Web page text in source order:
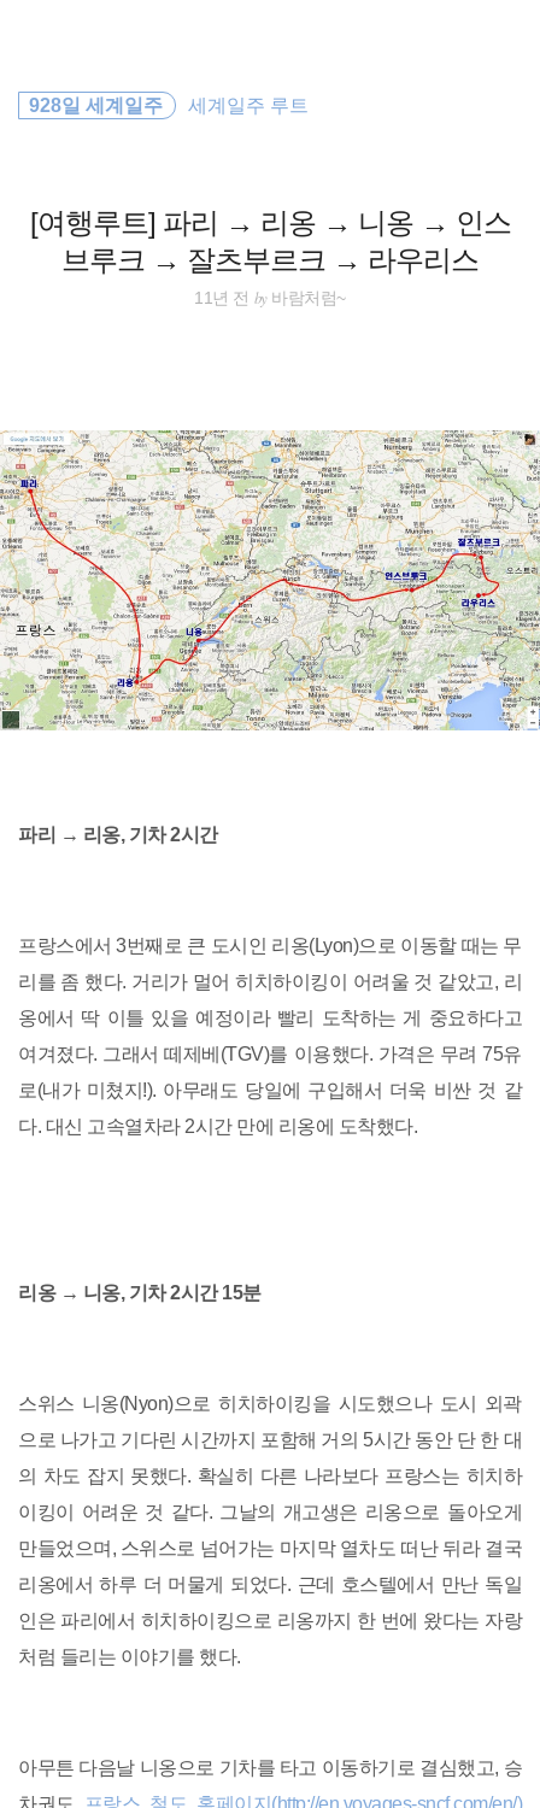
바
로
[여행루트] 파리 → 리옹 → 니옹 → 인스
브루크 → 잘츠부르크 → 라우리스
928일 세계일주 세계일주 루트
11년 전 by바람처럼~
파리 → 리옹, 기차 2시간
프랑스에서 3번째로 큰 도시인 리옹(Lyon)으로 이동할 때는 무
리를 좀 했다. 거리가 멀어 히치하이킹이 어려울 것 같았고, 리
옹에서 딱 이틀 있을 예정이라 빨리 도착하는 게 중요하다고
여겨졌다. 그래서 떼제베(TGV)를 이용했다. 가격은 무려 75유
로(내가 미쳤지!). 아무래도 당일에 구입해서 더욱 비싼 것 같
다. 대신 고속열차라 2시간 만에 리옹에 도착했다.
리옹 → 니옹, 기차 2시간 15분
스위스 니옹(Nyon)으로 히치하이킹을 시도했으나 도시 외곽
으로 나가고 기다린 시간까지 포함해 거의 5시간 동안 단 한 대
의 차도 잡지 못했다. 확실히 다른 나라보다 프랑스는 히치하
이킹이 어려운 것 같다. 그날의 개고생은 리옹으로 돌아오게
만들었으며, 스위스로 넘어가는 마지막 열차도 떠난 뒤라 결국
리옹에서 하루 더 머물게 되었다. 근데 호스텔에서 만난 독일
인은 파리에서 히치하이킹으로 리옹까지 한 번에 왔다는 자랑
처럼 들리는 이야기를 했다.
아무튼 다음날 니옹으로 기차를 타고 이동하기로 결심했고, 승
해외여행
배낭여행
세계여행
바람처럼
동남아시아